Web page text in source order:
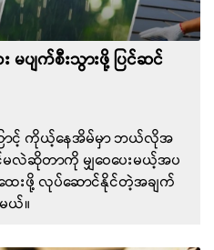
မပျက်စီးသွားဖို့ ပြင်ဆင်
ောင့် ကိုယ့်နေအိမ်မှာ ဘယ်လိုအ
မလဲဆိုတာကို မျှဝေပေးမယ့်အပ
ေးဖို့ လုပ်ဆောင်နိုင်တဲ့အချက်
မယ်။